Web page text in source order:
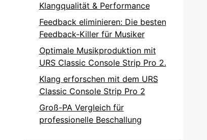
Klangqualität & Performance
Feedback eliminieren: Die besten
Feedback-Killer für Musiker
Optimale Musikproduktion mit
URS Classic Console Strip Pro 2.
Klang erforschen mit dem URS
Classic Console Strip Pro 2
Groß-PA Vergleich für
professionelle Beschallung